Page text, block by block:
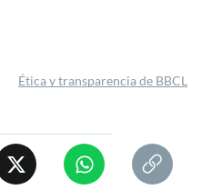
Ética y transparencia de BBCL